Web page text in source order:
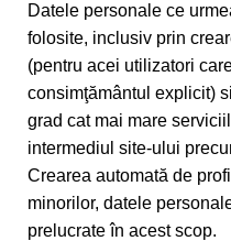
Datele personale ce
folosite, inclusiv prin
(pentru acei utilizatori
consimţământul explicit)
grad cat mai mare
intermediul site-ului
Crearea automată de
minorilor, datele
prelucrate în acest scop.